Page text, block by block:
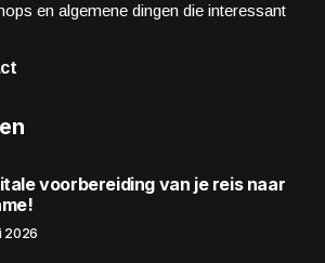
en algemene dingen die interessant
voorbereiding van je reis naar
2026